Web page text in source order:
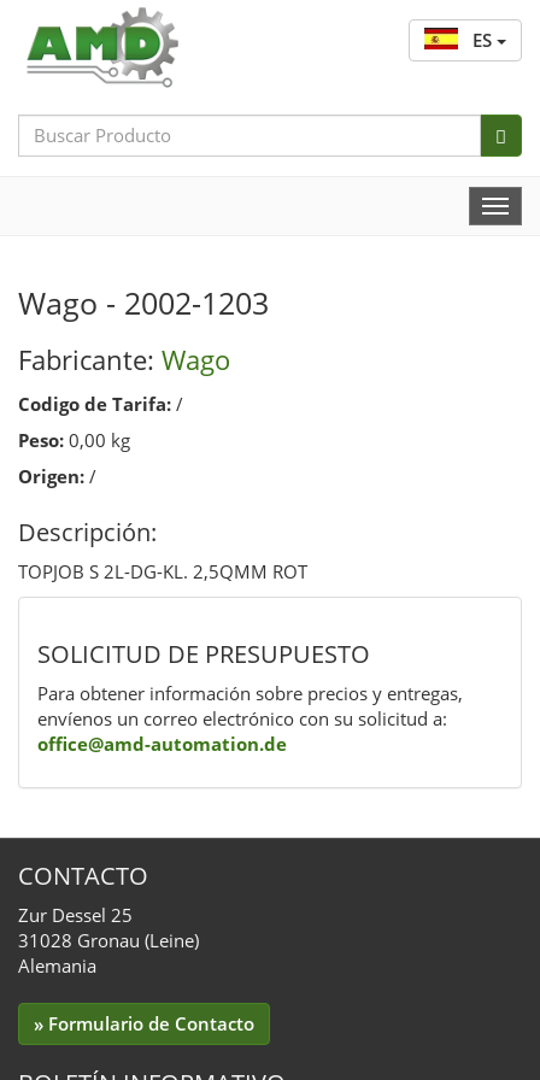
ES
Search
Bar
Wago - 2002-1203
Fabricante: Wago
Codigo de Tarifa: /
Peso: 0,00 kg
Origen: /
Descripción:
TOPJOB S 2L-DG-KL. 2,5QMM ROT
SOLICITUD DE PRESUPUESTO
Para obtener información sobre precios y entregas,
envíenos un correo electrónico con su solicitud a:
office@amd-automation.de
CONTACTO
Zur Dessel 25
31028 Gronau (Leine)
Alemania
» Formulario de Contacto